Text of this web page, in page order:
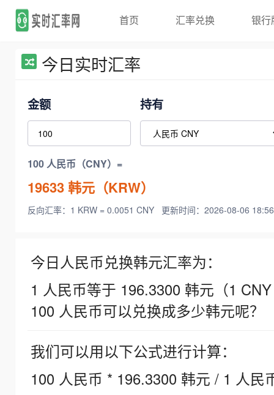
首页 汇率兑换 银行
今日实时汇率
金额 持有
100 人民币（CNY）=
19633韩元（KRW）
反向汇率：1 KRW = 0.0051 CNY 更新时间：2026-08-06
今日人民币兑换韩元汇率为：
1 人民币等于 196.3300 韩元（1
100 人民币可以兑换成多少韩元呢？
我们可以用以下公式进行计算：
100 人民币 * 196.3300 韩元 / 1 人民